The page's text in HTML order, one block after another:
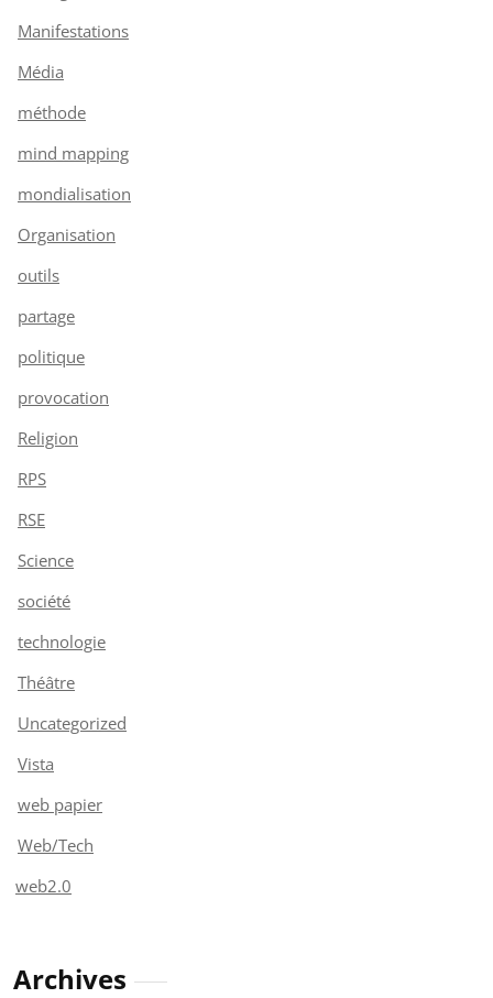
Manifestations
Média
méthode
mind mapping
mondialisation
Organisation
outils
partage
politique
provocation
Religion
RPS
RSE
Science
société
technologie
Théâtre
Uncategorized
Vista
web papier
Web/Tech
web2.0
Archives